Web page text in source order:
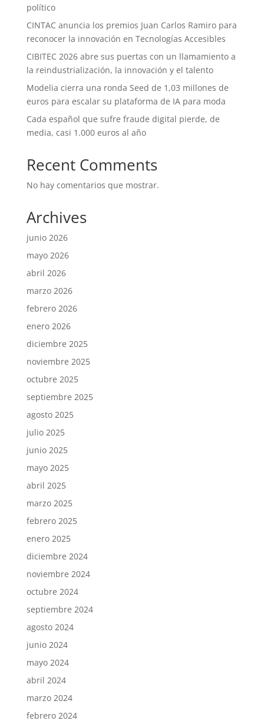
político
CINTAC anuncia los premios Juan Carlos Ramiro para
reconocer la innovación en Tecnologías Accesibles
CIBITEC 2026 abre sus puertas con un llamamiento a
la reindustrialización, la innovación y el talento
Modelia cierra una ronda Seed de 1,03 millones de
euros para escalar su plataforma de IA para moda
Cada español que sufre fraude digital pierde, de
media, casi 1.000 euros al año
Recent Comments
No hay comentarios que mostrar.
Archives
junio 2026
mayo 2026
abril 2026
marzo 2026
febrero 2026
enero 2026
diciembre 2025
noviembre 2025
octubre 2025
septiembre 2025
agosto 2025
julio 2025
junio 2025
mayo 2025
abril 2025
marzo 2025
febrero 2025
enero 2025
diciembre 2024
noviembre 2024
octubre 2024
septiembre 2024
agosto 2024
junio 2024
mayo 2024
abril 2024
marzo 2024
febrero 2024